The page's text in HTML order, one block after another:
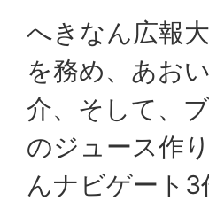
へきなん広報
を務め、あお
介、そして、
のジュース作
んナビゲート